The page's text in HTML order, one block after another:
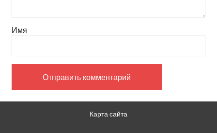
Имя
Карта сайта